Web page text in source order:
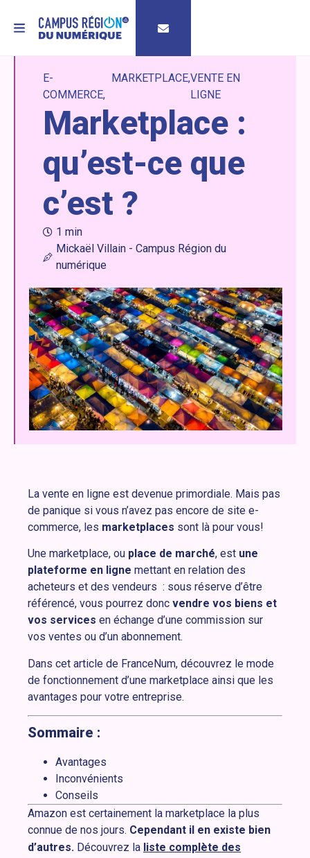
MENU
E-
COMMERCE
MARKETPLACEVENTE EN
LIGNE
Marketplace :
qu’est-ce que
c’est ?
1 min
Mickaël Villain - Campus Région du
numérique
La vente en ligne est devenue primordiale. Mais pas
de panique si vous n’avez pas encore de site e-
commerce, les marketplaces sont là pour vous!
Une marketplace, ou place de marché, est une
plateforme en ligne mettant en relation des
acheteurs et des vendeurs : sous réserve d’être
référencé, vous pourrez donc vendre vos biens et
vos services en échange d’une commission sur
vos ventes ou d’un abonnement.
Dans cet article de FranceNum, découvrez le mode
de fonctionnement d’une marketplace ainsi que les
avantages pour votre entreprise.
Sommaire :
Avantages
Inconvénients
Conseils
Amazon est certainement la marketplace la plus
connue de nos jours. Cependant il en existe bien
d’autres. Découvrez la liste complète des